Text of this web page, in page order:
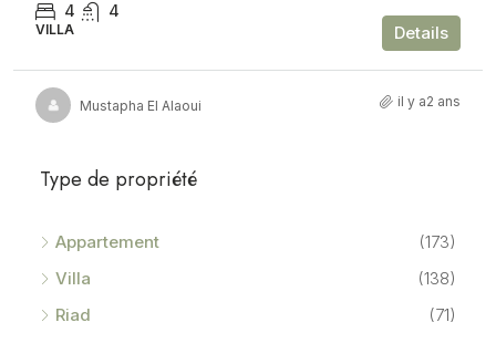
4 4
VILLA Details
Mustapha El Alaoui il y a2 ans
Type de propriété
Appartement
(173)
Villa
(138)
Riad
(71)